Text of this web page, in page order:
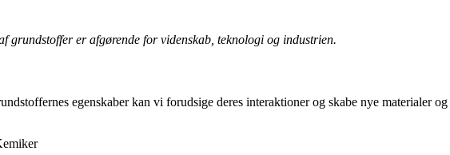
grundstoffer er afgørende for videnskab, teknologi og industrien.
egenskaber kan vi forudsige deres interaktioner og skabe nye materialer og